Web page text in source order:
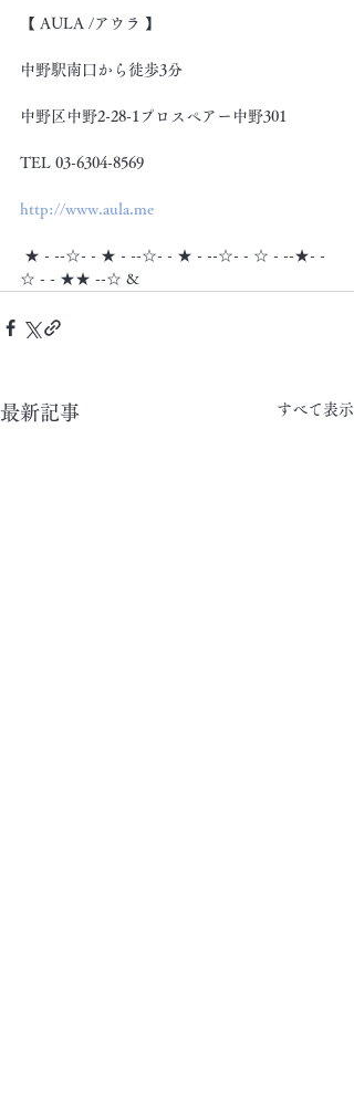
【 AULA /アウラ 】
中野駅南口から徒歩3分
中野区中野2-28-1プロスペアー中野301
TEL 03-6304-8569
http://www.aula.me
★ - --☆- - ★ - --☆- - ★ - --☆- - ☆ - --★- -
☆ - - ★★ --☆ &
最新記事 すべて表示